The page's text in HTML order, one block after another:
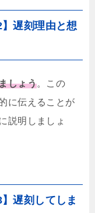
遅刻理由と想
しょう。この
に伝えることが
説明しましょ
遅刻してしま